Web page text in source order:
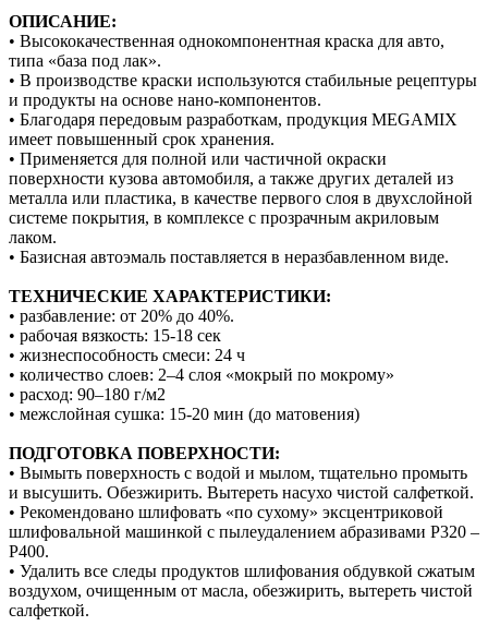
ОПИСАНИЕ:
• Высококачественная однокомпонентная краска для авто,
типа «база под лак».
• В производстве краски используются стабильные рецептуры
и продукты на основе нано-компонентов.
• Благодаря передовым разработкам, продукция MEGAMIX
имеет повышенный срок хранения.
• Применяется для полной или частичной окраски
поверхности кузова автомобиля, а также других деталей из
металла или пластика, в качестве первого слоя в двухслойной
системе покрытия, в комплексе с прозрачным акриловым
лаком.
• Базисная автоэмаль поставляется в неразбавленном виде.
ТЕХНИЧЕСКИЕ ХАРАКТЕРИСТИКИ:
• разбавление: от 20% до 40%.
• рабочая вязкость: 15-18 сек
• жизнеспособность смеси: 24 ч
• количество слоев: 2–4 слоя «мокрый по мокрому»
• расход: 90–180 г/м2
• межслойная сушка: 15-20 мин (до матовения)
ПОДГОТОВКА ПОВЕРХНОСТИ:
• Вымыть поверхность с водой и мылом, тщательно промыть
и высушить. Обезжирить. Вытереть насухо чистой салфеткой.
• Рекомендовано шлифовать «по сухому» эксцентриковой
шлифовальной машинкой с пылеудалением абразивами Р320 –
P400.
• Удалить все следы продуктов шлифования обдувкой сжатым
воздухом, очищенным от масла, обезжирить, вытереть чистой
салфеткой.